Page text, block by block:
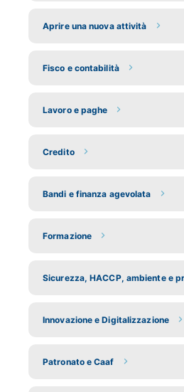
Aprire una nuova attività
Fisco e contabilità
Lavoro e paghe
Credito
Bandi e finanza agevolata
Formazione
Sicurezza, HACCP, ambiente e
Innovazione e Digitalizzazione
Patronato e Caaf